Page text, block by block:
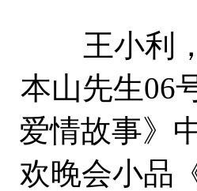
王小利，
本山先生06
爱情故事》
欢晚会小品